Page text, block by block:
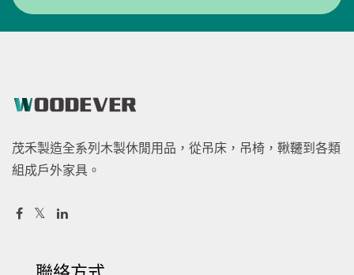
茂禾製造全系列木製休閒用品，從吊床，吊椅，鞦韆到各類
組成戶外家具。